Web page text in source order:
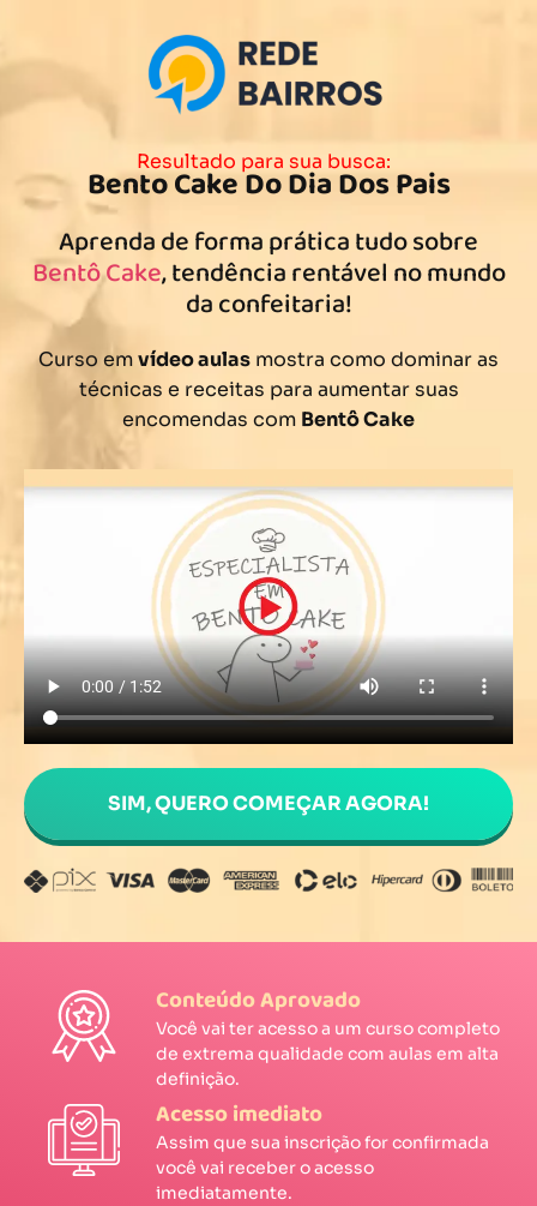
Resultado para sua busca:
Bento Cake Do Dia Dos Pais
Aprenda de forma prática tudo sobre
Bentô Cake, tendência rentável no mundo
da confeitaria!
Curso emvídeo aulas mostra como dominar as
técnicas e receitas para aumentar suas
encomendas com Bentô Cake
SIM, QUERO COMEÇAR AGORA!
Conteúdo Aprovado
Você vai ter acesso a um curso completo
de extrema qualidade com aulas em alta
definição.
Acesso imediato
Assim que sua inscrição for confirmada
você vai receber o acesso
imediatamente.